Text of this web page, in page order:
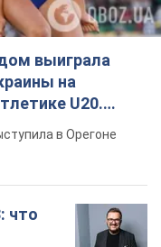
выиграла
на
U20.
в Орегоне
что